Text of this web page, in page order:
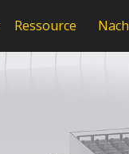
Ressource